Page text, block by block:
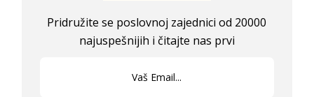
Pridružite se poslovnoj zajednici od 20000
najuspešnijih i čitajte nas prvi